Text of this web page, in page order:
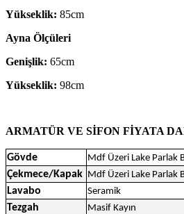
Yükseklik: 85cm
Ayna Ölçüleri
Genişlik: 65cm
Yükseklik: 98cm
ARMATÜR VE SİFON FİYATA
Gövde Mdf Üzeri Lake Parlak
Çekmece/Kapak Mdf Üzeri Lake Parlak
Lavabo Seramik
Tezgah Masif Kayın